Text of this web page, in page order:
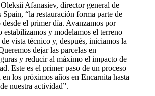
Afanasiev, director general de
“la restauración forma parte de
desde el primer día. Avanzamos por
estabilizamos y modelamos el terreno
vista técnico y, después, iniciamos la
dejar las parcelas en
y reducir al máximo el impacto de
Este es el primer paso de un proceso
los próximos años en Encarnita hasta
nuestra actividad”.